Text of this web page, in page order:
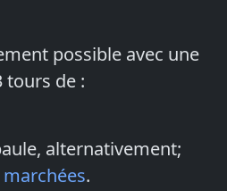
possible avec une
tours de :
alternativement;
.